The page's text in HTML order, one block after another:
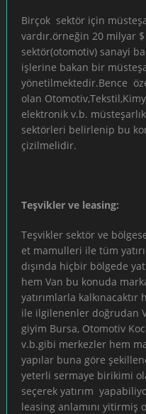
Birçok sektör için
vardır.örneğin 20 milyar
sektör(otomotiv) sanayi
işlerine bakan bir
yönetilmektedir.Bence
olan
elektronik v.b.
sektörleri belirlenip bu
çizilmelidir.
Teşvikler ve leasing:
Teşvikler sektör ve
et mamulleri ile tüm
dışında hiçbir bölgede
hem Van bu konuda
yatırımlarla
ile ilgilenenler doğrudan
giyim Bursa, Otomotiv
v.b.gibi merkezler hem
yapılar buna göre
yeterli sermaye birikimi
seçerek yatırım
leasing anlamını yitirmiş